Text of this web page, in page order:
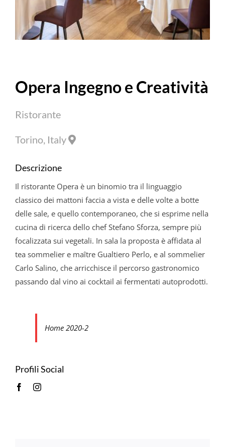
Opera Ingegno e Creatività
Ristorante
Torino, Italy
Descrizione
Il ristorante Opera è un binomio tra il linguaggio
classico dei mattoni faccia a vista e delle volte a botte
delle sale, e quello contemporaneo, che si esprime nella
cucina di ricerca dello chef Stefano Sforza, sempre più
focalizzata sui vegetali. In sala la proposta è affidata al
tea sommelier e maître Gualtiero Perlo, e al sommelier
Carlo Salino, che arricchisce il percorso gastronomico
passando dal vino ai cocktail ai fermentati autoprodotti.
Home 2020-2
Profili Social